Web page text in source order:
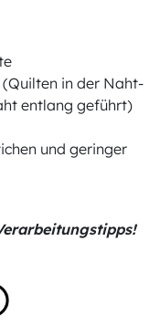
in der Naht-
entlang geführt)
und geringer